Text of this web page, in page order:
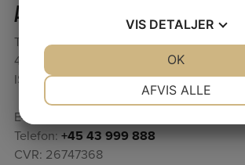
Anderberg Klima A/S
Teglværksvej 8B
4200 Slagelse
ISO9001:2015
E-mail:
Telefon:+45 43 999 888
CVR: 26747368
VIS DETALJER
MARKETING
AFVIS ALLE
OK